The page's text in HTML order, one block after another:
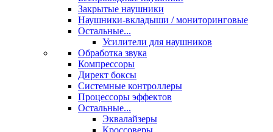
Закрытые наушники
Наушники-вкладыши / мониторинговые
Остальные...
Усилители для наушников
Обработка звука
Компрессоры
Директ боксы
Системные контроллеры
Процессоры эффектов
Остальные...
Эквалайзеры
Кроссоверы